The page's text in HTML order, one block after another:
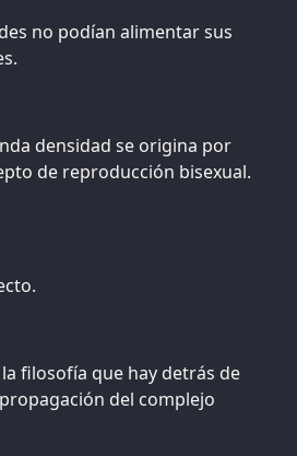
no podían alimentar sus
densidad se origina por
de reproducción bisexual.
filosofía que hay detrás de
del complejo